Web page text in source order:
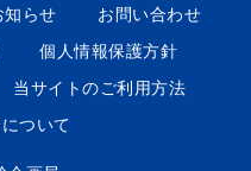
知らせ
お問い合わせ
個人情報保護方針
当サイトのご利用方法
ついて